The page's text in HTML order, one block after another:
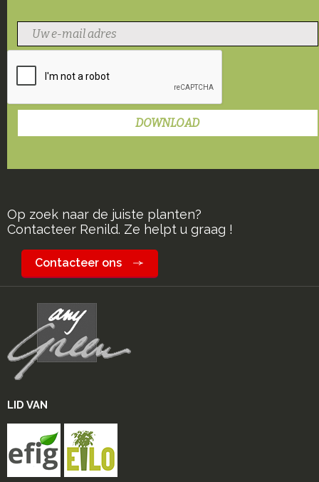
Op zoek naar de juiste planten?
Contacteer Renild. Ze helpt u graag !
Contacteer ons
LID VAN